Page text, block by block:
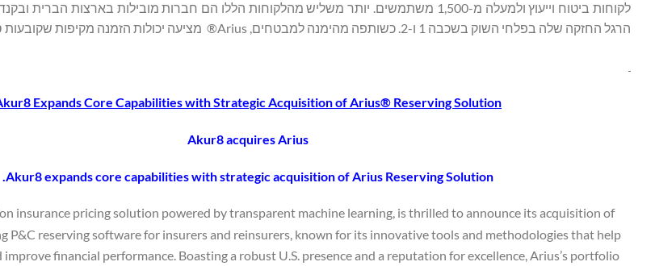
לקוחות ביטוח וייעוץ ולמעלה מ-1,500 משתמשים. יותר משליש מהלקוחות הללו הם חברות מובילות בארצות
הרגל החזקה שלה בפלחי השוק בשכבה 1 ו-2. כשותפה מהימנה למבטחים, Arius® מציעה יכולות הזמנה מקיפות שקובעות סטנדרטים בתעשייה.
Expands Core Capabilities with Strategic Acquisition of Arius® Reserving Solution
Akur8 acquires Arius
Akur8 expands core capabilities with strategic acquisition of Arius Reserving Solution.
insurance pricing solution powered by transparent machine learning, is thrilled to announce its acquisition of
P&C reserving software for insurers and reinsurers, known for its innovative tools and methodologies that help
improve financial performance. Boasting a robust U.S. presence and a reputation for excellence, Arius’s portfolio